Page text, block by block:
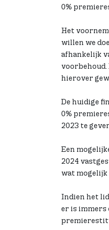
0%
Het
willen we
afhankelijk
voorbehoud.
hierover
De huidige
0%
2023 te
Een
2024
wat mogelijk
Indien het
er is immers